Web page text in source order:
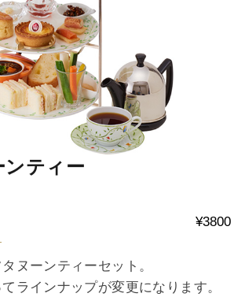
ンティー
¥3800
ヌーンティーセット。
ラインナップが変更になります。